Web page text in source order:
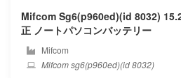
Siemens
Simplo
Mifcom Sg6(p960ed)(id 8032) 15.2V
正 ノートパソコンバッテリー
Mifcom
Mifcom sg6(p960ed)(id 8032)